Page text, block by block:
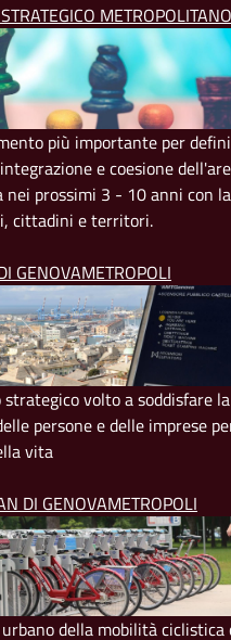
METROPOLITANO
più importante per
e coesione
nei prossimi 3 - 10 anni con
cittadini e territori.
GENOVAMETROPOLI
strategico volto a soddisfare
persone e delle imprese
vita
DI GENOVAMETROPOLI
della mobilità ciclistica